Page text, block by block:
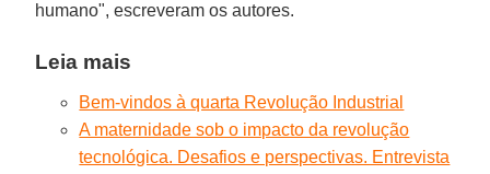
humano", escreveram os autores.
Leia mais
Bem-vindos à quarta Revolução Industrial
A maternidade sob o impacto da revolução
tecnológica. Desafios e perspectivas. Entrevista